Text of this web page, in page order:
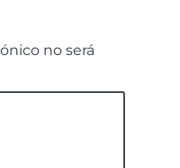
no será